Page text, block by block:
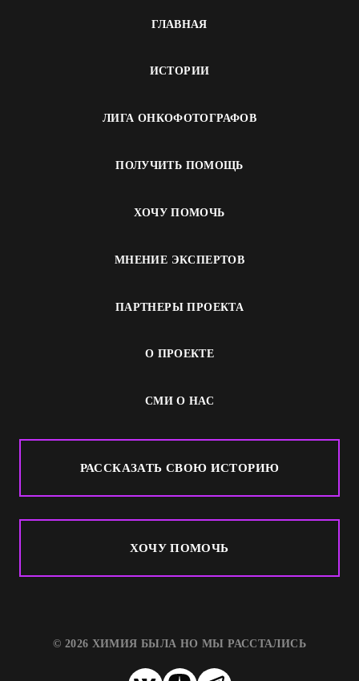
ГЛАВНАЯ
ИСТОРИИ
ЛИГА ОНКОФОТОГРАФОВ
ПОЛУЧИТЬ ПОМОЩЬ
ХОЧУ ПОМОЧЬ
МНЕНИЕ ЭКСПЕРТОВ
ПАРТНЕРЫ ПРОЕКТА
О ПРОЕКТЕ
СМИ О НАС
РАССКАЗАТЬ СВОЮ ИСТОРИЮ
ХОЧУ ПОМОЧЬ
© 2026 ХИМИЯ БЫЛА НО МЫ РАССТАЛИСЬ